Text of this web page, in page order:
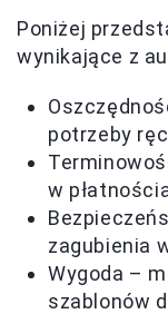
Poniżej
wynikające z
potrzeby
w
zagubienia
Wygoda –
szablonów